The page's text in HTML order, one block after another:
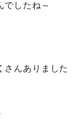
でしたね～
さんありました